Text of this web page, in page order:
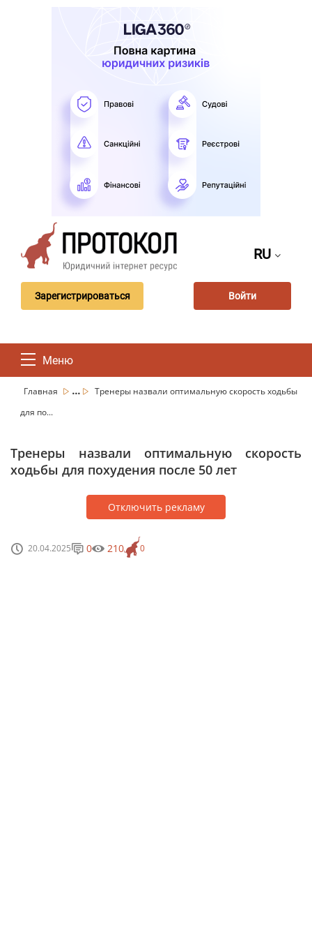
RU
Зарегистрироваться Войти
Меню
Главная ...
Тренеры назвали оптимальную скорость ходьбы
для по...
Тренеры назвали оптимальную скорость
ходьбы для похудения после 50 лет
Отключить рекламу
20.04.2025 0
0 210